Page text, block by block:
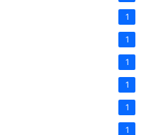
1
1
1
1
1
1